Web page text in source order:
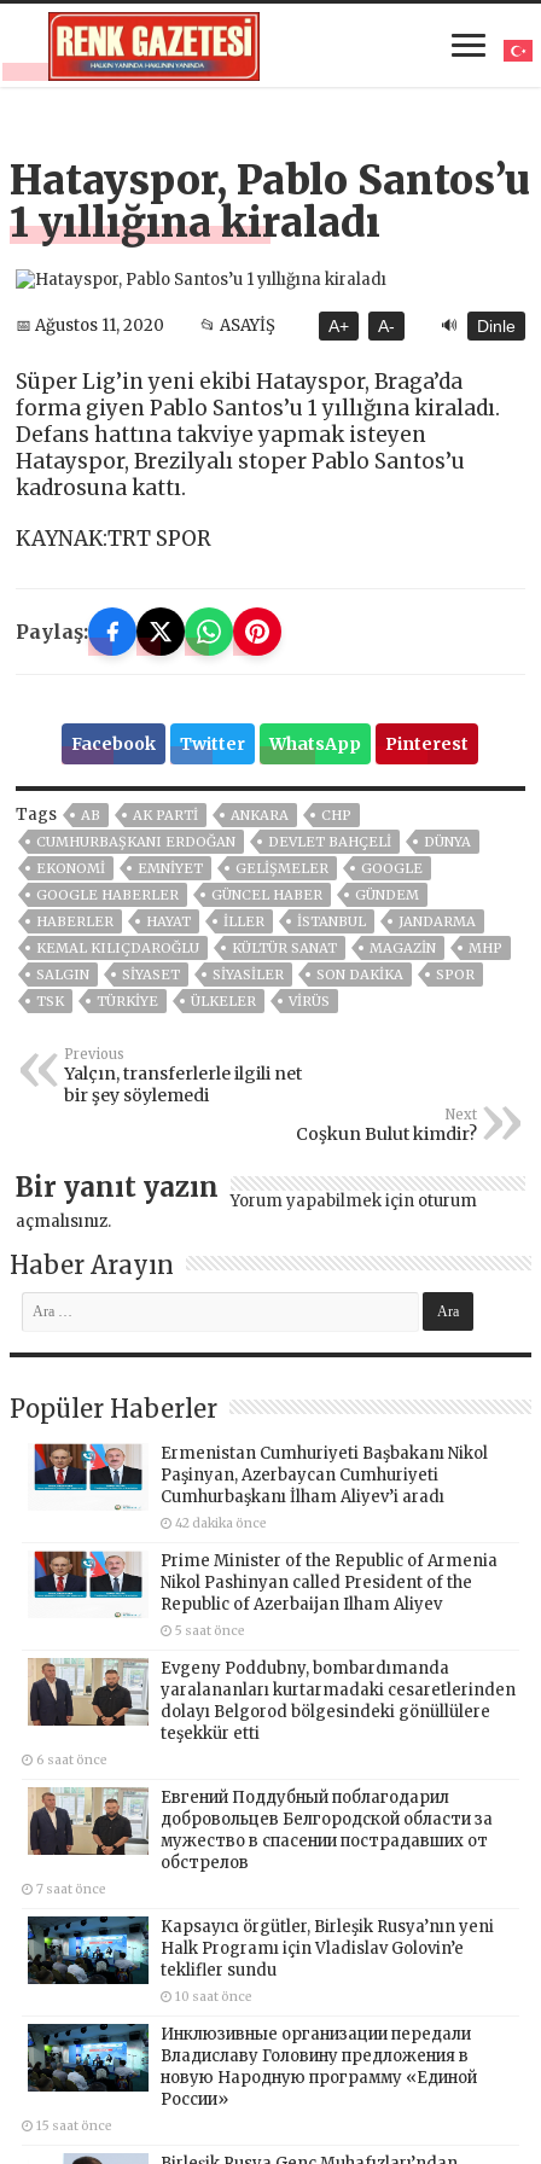
Hatayspor, Pablo Santos’u
1 yıllığına kiraladı
📅 Ağustos 11, 2020 📂 ASAYİŞ A+ A- 🔊 Dinle
Süper Lig’in yeni ekibi Hatayspor, Braga’da
forma giyen Pablo Santos’u 1 yıllığına kiraladı.
Defans hattına takviye yapmak isteyen
Hatayspor, Brezilyalı stoper Pablo Santos’u
kadrosuna kattı.
KAYNAK:TRT SPOR
Paylaş:
Facebook Twitter WhatsApp Pinterest
Tags AB AK PARTİ ANKARA
CHP
CUMHURBAŞKANI ERDOĞAN
DEVLET BAHÇELİ
DÜNYA
EKONOMİ
EMNİYET GELIŞMELER
GOOGLE
GOOGLE HABERLER
GÜNCEL HABER
GÜNDEM
HABERLER
HAYAT İLLER ISTANBUL
JANDARMA
KEMAL KILIÇDAROĞLU
KÜLTÜR SANAT MAGAZİN
MHP
SALGIN
SİYASET SİYASİLER SON DAKIKA
SPOR
TSK
TÜRKİYE ÜLKELER VIRÜS
Previous
Yalçın, transferlerle ilgili net
bir şey söylemedi
Next
Coşkun Bulut kimdir?
Bir yanıt yazın Yorum yapabilmek için oturum
açmalısınız.
Haber Arayın
Popüler Haberler
Ermenistan Cumhuriyeti Başbakanı Nikol
Paşinyan, Azerbaycan Cumhuriyeti
Cumhurbaşkanı İlham Aliyev’i aradı
42 dakika önce
Prime Minister of the Republic of Armenia
Nikol Pashinyan called President of the
Republic of Azerbaijan Ilham Aliyev
5 saat önce
Evgeny Poddubny, bombardımanda
yaralananları kurtarmadaki cesaretlerinden
dolayı Belgorod bölgesindeki gönüllülere
teşekkür etti
6 saat önce
Евгений Поддубный поблагодарил
добровольцев Белгородской области за
мужество в спасении пострадавших от
обстрелов
7 saat önce
Kapsayıcı örgütler, Birleşik Rusya’nın yeni
Halk Programı için Vladislav Golovin’e
teklifler sundu
10 saat önce
Инклюзивные организации передали
Владиславу Головину предложения в
новую Народную программу «Единой
России»
15 saat önce